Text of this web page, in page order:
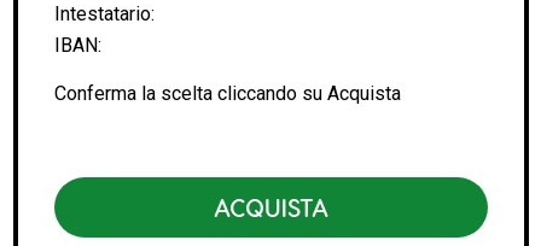
Intestatario:
IBAN:
Conferma la scelta cliccando su Acquista